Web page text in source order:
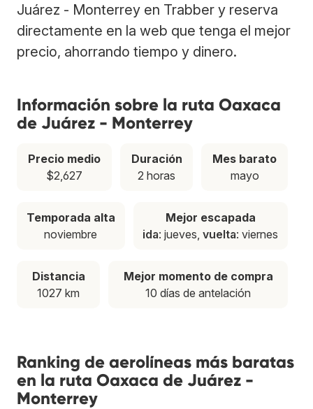
Juárez - Monterrey en Trabber y reserva
directamente en la web que tenga el mejor
precio, ahorrando tiempo y dinero.
Información sobre la ruta Oaxaca
de Juárez - Monterrey
Precio medio
$2,627
Duración
2 horas
Mes barato
mayo
Temporada alta
noviembre
Mejor escapada
ida: jueves,vuelta: viernes
Distancia
1027 km
Mejor momento de compra
10 días de antelación
Ranking de aerolíneas más baratas
en la ruta Oaxaca de Juárez -
Monterrey